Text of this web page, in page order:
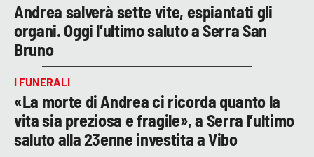
Andrea salverà sette vite, espiantati gli
organi. Oggi l’ultimo saluto a Serra San
Bruno
I FUNERALI
«La morte di Andrea ci ricorda quanto la
vita sia preziosa e fragile», a Serra l’ultimo
saluto alla 23enne investita a Vibo